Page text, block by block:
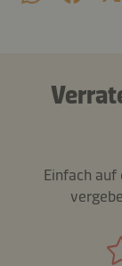
Einfach auf